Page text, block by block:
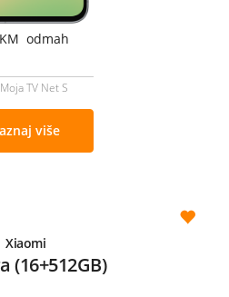
KM odmah
TV Net S
više
Xiaomi
(16+512GB)